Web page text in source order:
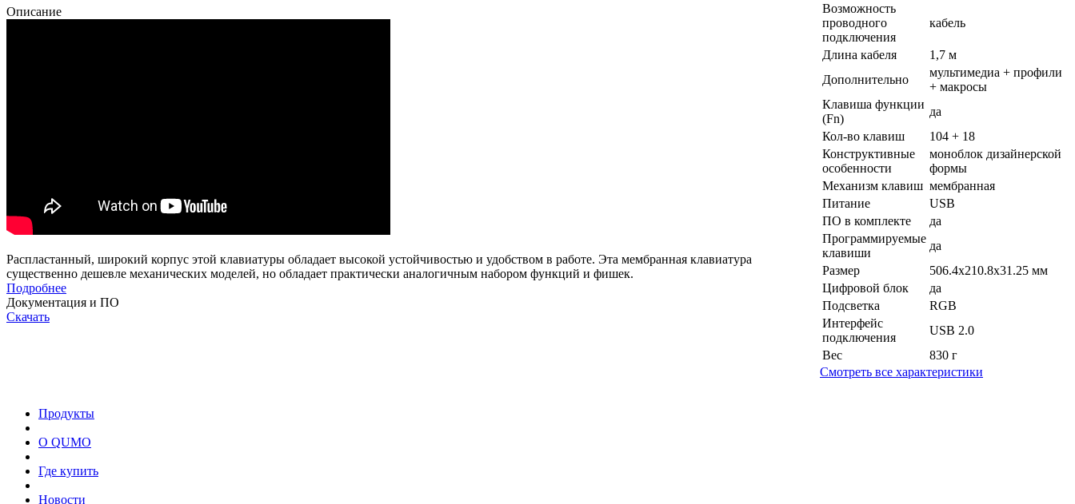
Описание
Распластанный, широкий корпус этой клавиатуры обладает высокой устойчивостью и удобством в работе. Эта мембранная клавиатура
существенно дешевле механических моделей, но обладает практически аналогичным набором функций и фишек.
Подробнее
Документация и ПО
Скачать
Возможность
проводного
подключения
кабель
Длина кабеля
1,7 м
Дополнительно
мультимедиа + профили
+ макросы
Клавиша функции
(Fn)
да
Кол-во клавиш
104 + 18
Конструктивные
особенности
моноблок дизайнерской
формы
Механизм клавиш мембранная
Питание
USB
ПО в комплекте
да
Программируемые
клавиши
да
Размер
506.4x210.8x31.25 мм
Цифровой блок
да
Подсветка
RGB
Интерфейс
подключения
USB 2.0
Вес
830 г
Смотреть все характеристики
Продукты
О QUMO
Где купить
Новости